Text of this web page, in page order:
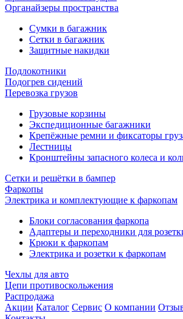
Органайзеры пространства
Сумки в багажник
Сетки в багажник
Защитные накидки
Подлокотники
Подогрев сидений
Перевозка грузов
Грузовые корзины
Экспедиционные багажники
Крепёжные ремни и фиксаторы
Лестницы
Кронштейны запасного колеса и
Сетки и решётки в бампер
Фаркопы
Электрика и комплектующие к фаркопам
Блоки согласования фаркопа
Адаптеры и переходники для
Крюки к фаркопам
Электрика и розетки к фаркопам
Чехлы для авто
Цепи противоскольжения
Распродажа
Акции Каталог Сервис О компании